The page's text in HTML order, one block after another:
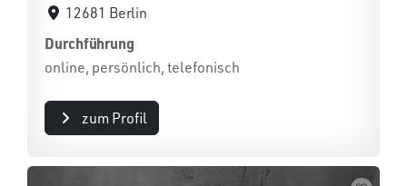
12681 Berlin
Durchführung
online, persönlich, telefonisch
zum Profil